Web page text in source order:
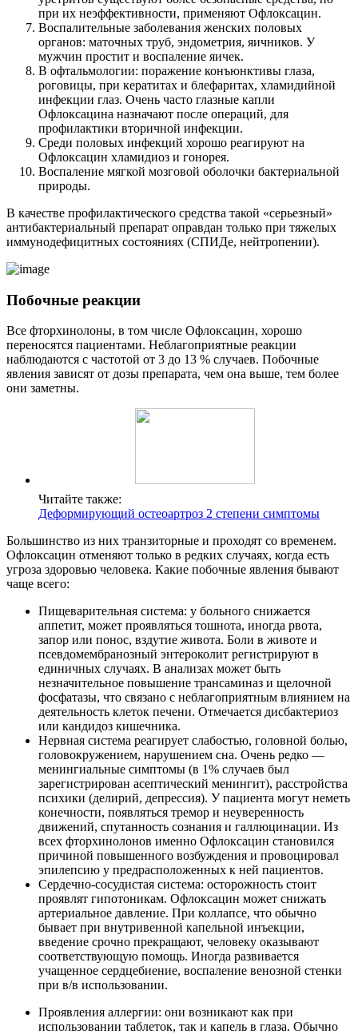
при их неэффективности, применяют Офлоксацин.
Воспалительные заболевания женских половых
органов: маточных труб, эндометрия, яичников. У
мужчин простит и воспаление яичек.
В офтальмологии: поражение конъюнктивы глаза,
роговицы, при кератитах и блефаритах, хламидийной
инфекции глаз. Очень часто глазные капли
Офлоксацина назначают после операций, для
профилактики вторичной инфекции.
Среди половых инфекций хорошо реагируют на
Офлоксацин хламидиоз и гонорея.
Воспаление мягкой мозговой оболочки бактериальной
природы.
В качестве профилактического средства такой «серьезный»
антибактериальный препарат оправдан только при тяжелых
иммунодефицитных состояниях (СПИДе, нейтропении).
Побочные реакции
Все фторхинолоны, в том числе Офлоксацин, хорошо
переносятся пациентами. Неблагоприятные реакции
наблюдаются с частотой от 3 до 13 % случаев. Побочные
явления зависят от дозы препарата, чем она выше, тем более
они заметны.
Читайте также:
Деформирующий остеоартроз 2 степени симптомы
Большинство из них транзиторные и проходят со временем.
Офлоксацин отменяют только в редких случаях, когда есть
угроза здоровью человека. Какие побочные явления бывают
чаще всего:
Пищеварительная система: у больного снижается
аппетит, может проявляться тошнота, иногда рвота,
запор или понос, вздутие живота. Боли в животе и
псевдомембранозный энтероколит регистрируют в
единичных случаях. В анализах может быть
незначительное повышение трансаминаз и щелочной
фосфатазы, что связано с неблагоприятным влиянием на
деятельность клеток печени. Отмечается дисбактериоз
или кандидоз кишечника.
Нервная система реагирует слабостью, головной болью,
головокружением, нарушением сна. Очень редко —
менингиальные симптомы (в 1% случаев был
зарегистрирован асептический менингит), расстройства
психики (делирий, депрессия). У пациента могут неметь
конечности, появляться тремор и неуверенность
движений, спутанность сознания и галлюцинации. Из
всех фторхинолонов именно Офлоксацин становился
причиной повышенного возбуждения и провоцировал
эпилепсию у предрасположенных к ней пациентов.
Сердечно-сосудистая система: осторожность стоит
проявлят гипотоникам. Офлоксацин может снижать
артериальное давление. При коллапсе, что обычно
бывает при внутривенной капельной инъекции,
введение срочно прекращают, человеку оказывают
соответствующую помощь. Иногда развивается
учащенное сердцебиение, воспаление венозной стенки
при в/в использовании.
Проявления аллергии: они возникают как при
использовании таблеток, так и капель в глаза. Обычно